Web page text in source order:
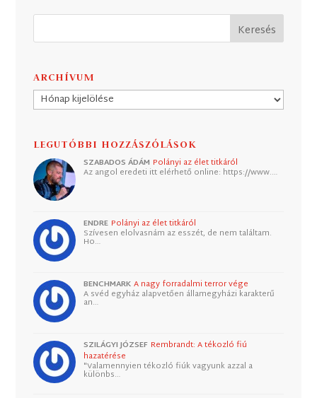
ARCHÍVUM
Archívum
LEGUTÓBBI HOZZÁSZÓLÁSOK
SZABADOS ÁDÁM Polányi az élet titkáról
Az angol eredeti itt elérhető online: https://www.…
ENDRE Polányi az élet titkáról
Szívesen elolvasnám az esszét, de nem találtam.
Ho…
BENCHMARK A nagy forradalmi terror vége
A svéd egyház alapvetően államegyházi karakterű
an…
SZILÁGYI JÓZSEF Rembrandt: A tékozló fiú
hazatérése
"Valamennyien tékozló fiúk vagyunk azzal a
különbs…